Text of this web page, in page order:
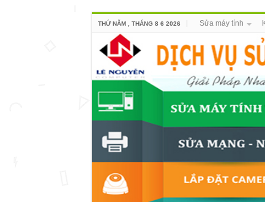
THỨ NĂM , THÁNG 8 6 2026 Sửa máy tính